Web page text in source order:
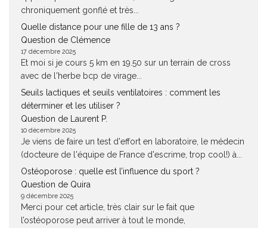
chroniquement gonflé et très...
Quelle distance pour une fille de 13 ans ?
Question de Clémence
17 décembre 2025
Et moi si je cours 5 km en 19.50 sur un terrain de cross
avec de l'herbe bcp de virage...
Seuils lactiques et seuils ventilatoires : comment les
déterminer et les utiliser ?
Question de Laurent P.
10 décembre 2025
Je viens de faire un test d'effort en laboratoire, le médecin
(docteure de l'équipe de France d'escrime, trop cool!) à...
Ostéoporose : quelle est l’influence du sport ?
Question de Quira
9 décembre 2025
Merci pour cet article, très clair sur le fait que
l’ostéoporose peut arriver à tout le monde,